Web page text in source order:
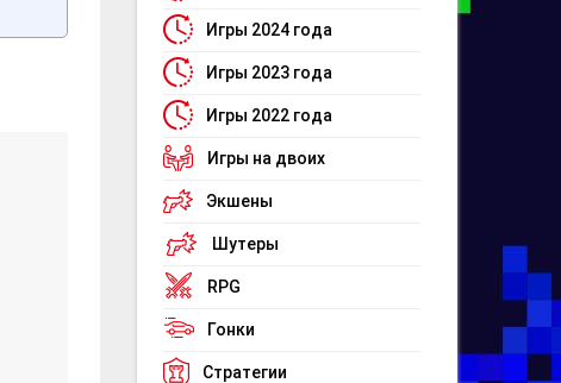
Игры 2024 года
Игры 2023 года
Игры 2022 года
Игры на двоих
Экшены
Шутеры
RPG
Гонки
Стратегии